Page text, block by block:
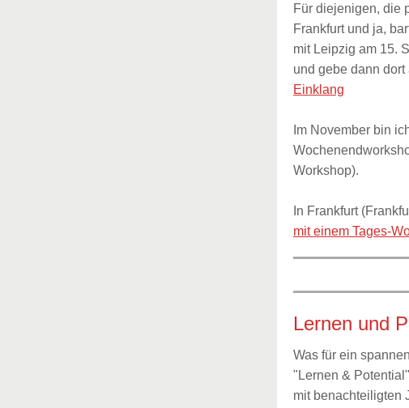
Für diejenigen, die
Frankfurt und ja,
mit Leipzig am 15.
und gebe dann
Einklang
Im November bin
Workshop).
In Frankfurt
mit einem Tages-
Lernen und
Was für ein
"Lernen &
mit benachteiligten